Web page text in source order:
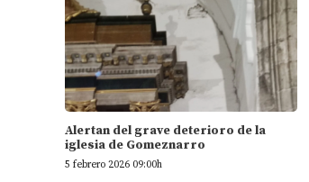
Alertan del grave deterioro de la
iglesia de Gomeznarro
5 febrero 2026 09:00h